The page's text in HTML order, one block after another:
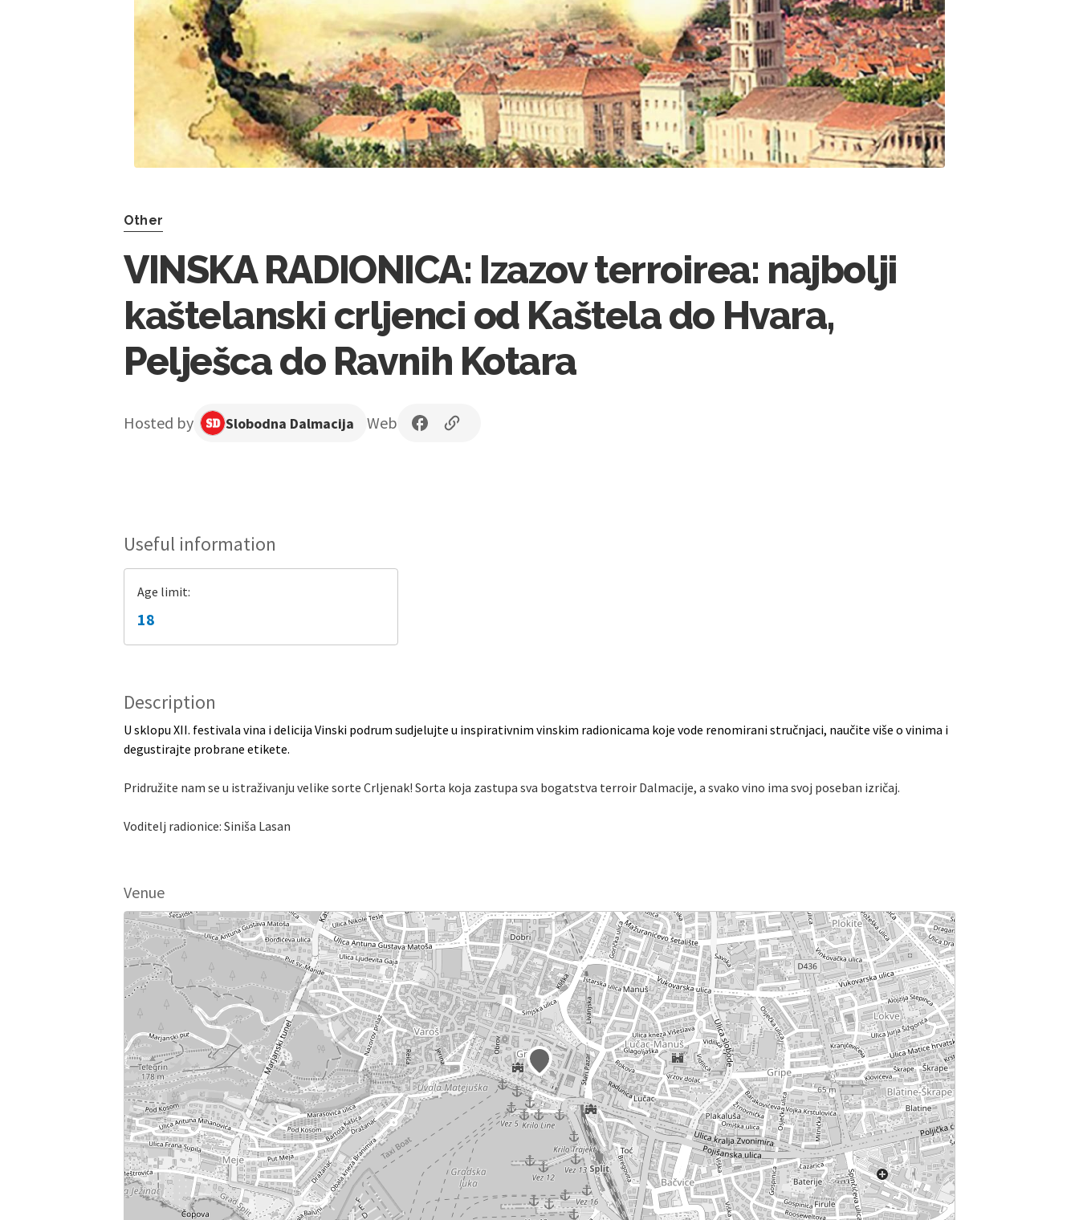
Other
VINSKA RADIONICA: Izazov terroirea: najbolji
kaštelanski crljenci od Kaštela do Hvara,
Pelješca do Ravnih Kotara
Hosted by Slobodna Dalmacija Web
Useful information
Age limit:
18
Description
U sklopu XII. festivala vina i delicija Vinski podrum sudjelujte u inspirativnim vinskim radionicama koje vode renomirani stručnjaci, naučite više o vinima i
degustirajte probrane etikete.
Pridružite nam se u istraživanju velike sorte Crljenak! Sorta koja zastupa sva bogatstva terroir Dalmacije, a svako vino ima svoj poseban izričaj.
Voditelj radionice: Siniša Lasan
Venue